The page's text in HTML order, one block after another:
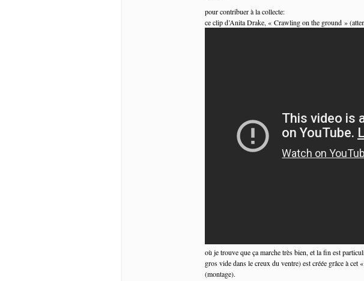
pour contribuer à la collecte:
ce clip d’Anita Drake, « Crawling on the ground »
où je trouve que ça marche très bien, et la fin est
gros vide dans le creux du ventre) est créée grâce à
(montage).